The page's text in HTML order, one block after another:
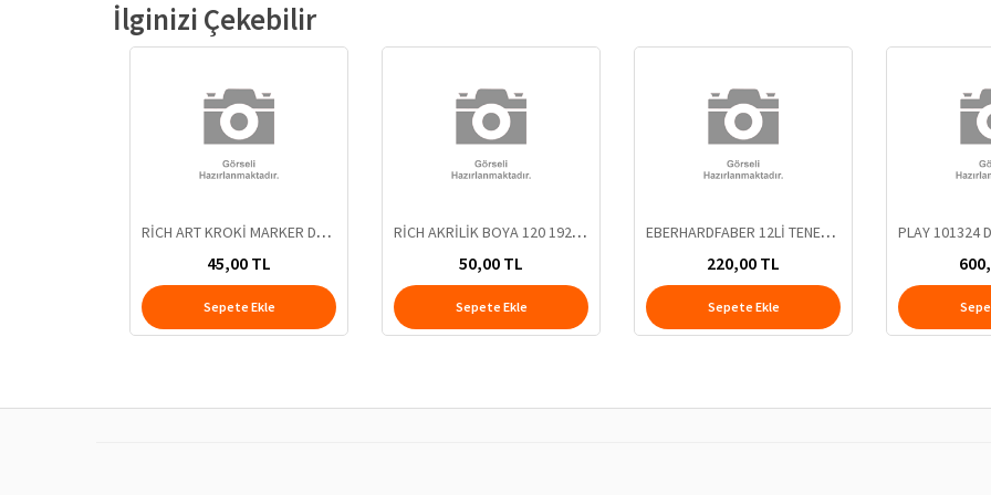
İlginizi Çekebilir
RİCH ART KROKİ MARKER DUO 1895
45,00 TL
Sepete Ekle
RİCH AKRİLİK BOYA 120 192 PETROL YEŞİLİ
50,00 TL
Sepete Ekle
EBERHARDFABER 12Lİ TENEKE KURU BOYA
220,00 TL
Sepete Ekle